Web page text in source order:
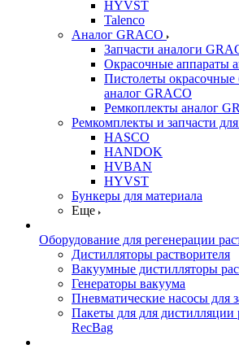
HYVST
Talenco
Аналог GRACO
Запчасти аналоги
Окрасочные аппараты
Пистолеты окрасочные
аналог GRACO
Ремкоплекты аналог
Ремкомплекты и запчасти для
HASCO
HANDOK
HVBAN
HYVST
Бункеры для материала
Еще
Оборудование для регенерации
Дистилляторы растворителя
Вакуумные дистилляторы
Генераторы вакуума
Пневматические насосы для
Пакеты для для дистилляции
RecBag